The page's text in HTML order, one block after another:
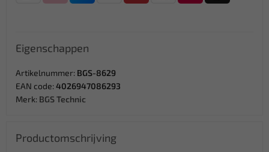
Eigenschappen
Artikelnummer: BGS-8629
EAN code: 4026947086293
Merk: BGS Technic
Productomschrijving